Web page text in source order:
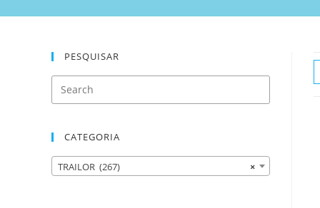
PESQUISAR
CATEGORIA
×
TRAILOR (267)